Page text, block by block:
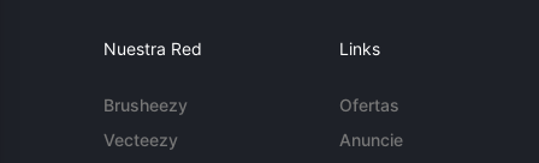
Nuestra Red
Brusheezy
Vecteezy
Links
Ofertas
Anuncie